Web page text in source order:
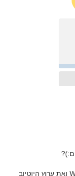
אני עידן ואני המנהל והמייסד של אתר Widgeti ואת ערוץ היוטיוב